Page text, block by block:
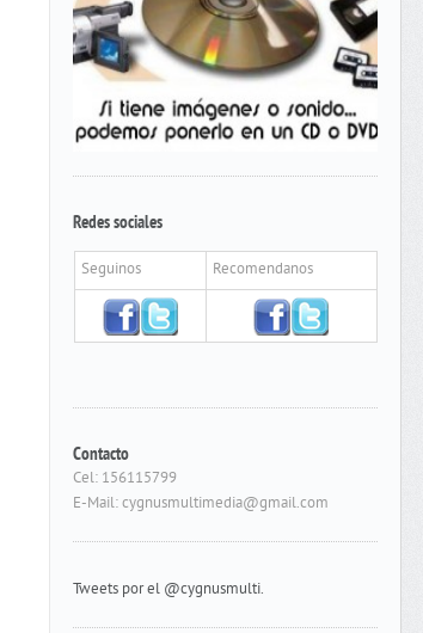
Redes sociales
Seguinos Recomendanos
Contacto
Cel: 156115799